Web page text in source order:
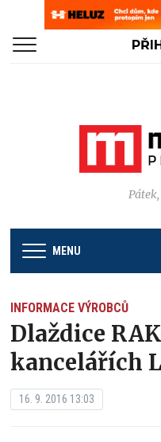
MENU
INFORMACE VÝROBCŮ
Dlaždice
kancelářích
16. 9. 2016 13:03